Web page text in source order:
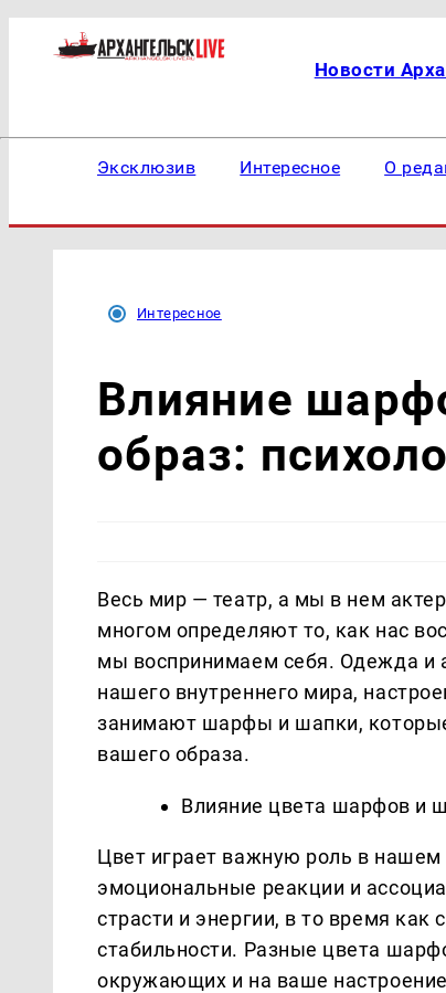
Новости
Эксклюзив Интересное О
Интересное
Влияние
образ:
Весь мир — театр, а мы в нем
многом определяют то, как нас
мы воспринимаем себя. Одежда и
нашего внутреннего мира,
занимают шарфы и шапки,
вашего образа.
Влияние цвета шарфов и
Цвет играет важную роль в
эмоциональные реакции и
страсти и энергии, в то время
стабильности. Разные цвета
окружающих и на ваше